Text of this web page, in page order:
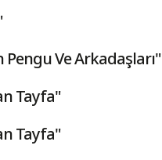
Ve Arkadaşları"
Tayfa"
Tayfa"